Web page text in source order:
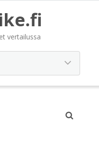
vertailussa